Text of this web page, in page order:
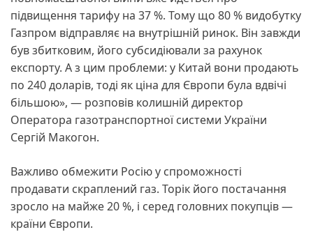
підвищення тарифу на 37 %. Тому що 80 % видобутку
Газпром відправляє на внутрішній ринок. Він завжди
був збитковим, його субсидіювали за рахунок
експорту. А з цим проблеми: у Китай вони продають
по 240 доларів, тоді як ціна для Європи була вдвічі
більшою», — розповів колишній директор
Оператора газотранспортної системи України
Сергій Макогон.
Важливо обмежити Росію у спроможності
продавати скраплений газ. Торік його постачання
зросло на майже 20 %, і серед головних покупців —
країни Європи.